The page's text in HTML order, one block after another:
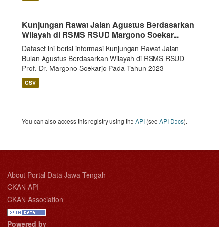
Kunjungan Rawat Jalan Agustus Berdasarkan
Wilayah di RSMS RSUD Margono Soekar...
Dataset ini berisi informasi Kunjungan Rawat Jalan
Bulan Agustus Berdasarkan Wilayah di RSMS RSUD
Prof. Dr. Margono Soekarjo Pada Tahun 2023
CSV
You can also access this registry using the API (see API Docs).
About Portal Data Jawa Tengah
CKAN API
CKAN Association
Powered by